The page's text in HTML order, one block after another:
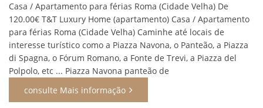
Casa / Apartamento para férias Roma (Cidade Velha) De
120.00€ T&T Luxury Home (apartamento) Casa / Apartamento
para férias Roma (Cidade Velha) Caminhe até locais de
interesse turístico como a Piazza Navona, o Panteão, a Piazza
di Spagna, o Fórum Romano, a Fonte de Trevi, a Piazza del
Polpolo, etc ... Piazza Navona panteão de
consulte Mais informação